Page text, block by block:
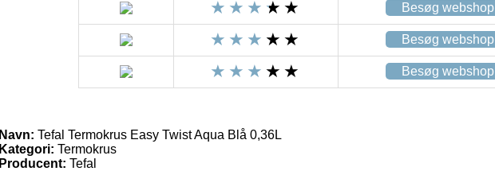
Besøg webshop
Besøg webshop
Besøg webshop
Navn: Tefal Termokrus Easy Twist Aqua Blå 0,36L
Kategori: Termokrus
Producent: Tefal